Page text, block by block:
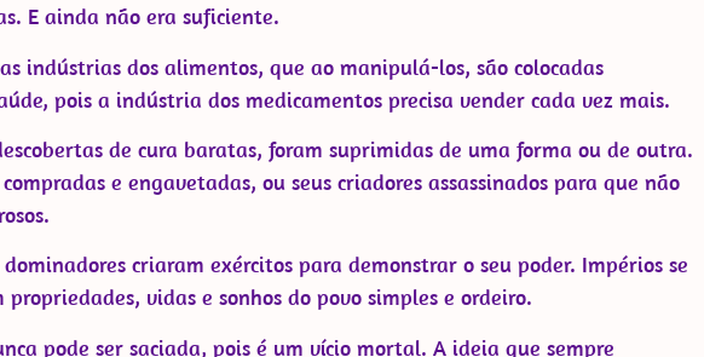
E ainda não era suficiente.
indústrias dos alimentos, que ao manipulá-los, são colocadas
pois a indústria dos medicamentos precisa vender cada vez mais.
de cura baratas, foram suprimidas de uma forma ou de outra.
e engavetadas, ou seus criadores assassinados para que não
dominadores criaram exércitos para demonstrar o seu poder. Impérios se
vidas e sonhos do povo simples e ordeiro.
pode ser saciada, pois é um vício mortal. A ideia que sempre